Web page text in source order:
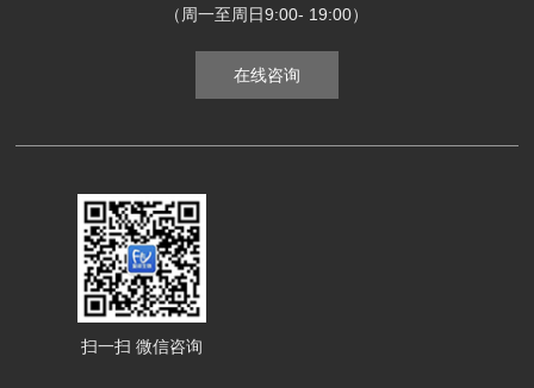
（周一至周日9:00- 19:00）
在线咨询
扫一扫 微信咨询